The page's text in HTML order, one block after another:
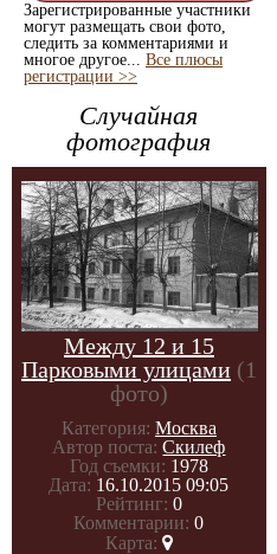
Зарегистрированные участники
могут размещать свои фото,
следить за комментариями и
многое другое... Все плюсы
регистрации >>
Случайная
фотография
Между 12 и 15
Парковыми улицами (1
фото)
Категория: Москва
Автор поста: Скилеф
Год съемки: 1978
Дата: 16.10.2015 09:05
Рейтинг: 0
Комментарии: 0
Карта: